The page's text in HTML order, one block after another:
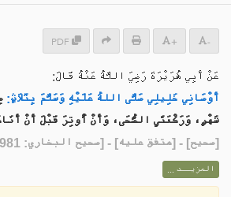
PDF + -
عَنْ أَبِي هُرَيْرَةَ رَضِيَ اللَّهُ عَنْهُ قَالَ:
أَوْصَانِي خَلِيلِي صَلَّى اللهُ عَلَيْهِ وَسَلَّمَ بِثَلاَثٍ:
شَهْرٍ، وَرَكْعَتَيِ الضُّحَى، وَأَنْ أُوتِرَ قَبْلَ أَنْ
[صحيح] - [متفق عليه] - [صحيح البخاري: 1981]
المزيــد ...